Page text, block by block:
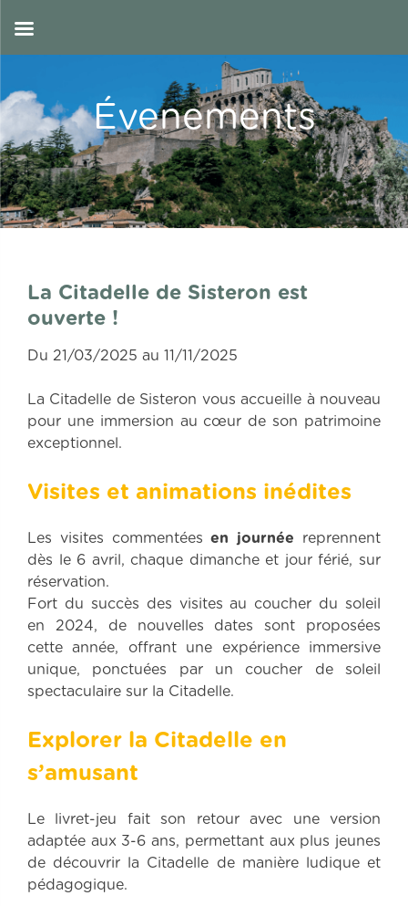
content
Évenements
La Citadelle de Sisteron est
ouverte !
Du 21/03/2025 au 11/11/2025
La Citadelle de Sisteron vous accueille à nouveau
pour une immersion au cœur de son patrimoine
exceptionnel.
Visites et animations inédites
Les visites commentéesen journée reprennent
dès le 6 avril, chaque dimanche et jour férié, sur
réservation.
Fort du succès des visites au coucher du soleil
en 2024, de nouvelles dates sont proposées
cette année, offrant une expérience immersive
unique, ponctuées par un coucher de soleil
spectaculaire sur la Citadelle.
Explorer la Citadelle en
s’amusant
Le livret-jeu fait son retour avec une version
adaptée aux 3-6 ans, permettant aux plus jeunes
de découvrir la Citadelle de manière ludique et
pédagogique.